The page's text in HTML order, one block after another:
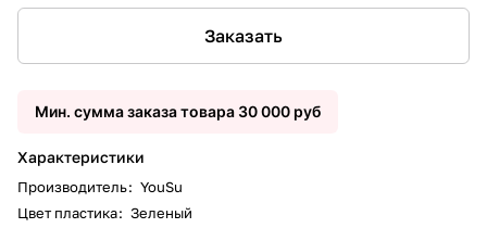
Заказать
Мин. сумма заказа товара 30 000 руб
Характеристики
Производитель: YouSu
Цвет пластика: Зеленый